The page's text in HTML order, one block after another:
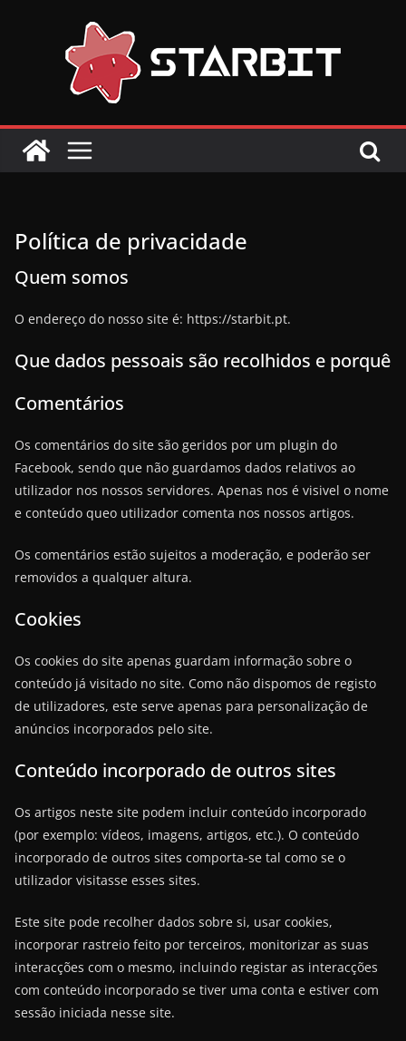
Política de privacidade
Quem somos
O endereço do nosso site é: https://starbit.pt.
Que dados pessoais são recolhidos e porquê
Comentários
Os comentários do site são geridos por um plugin do
Facebook, sendo que não guardamos dados relativos ao
utilizador nos nossos servidores. Apenas nos é visivel o nome
e conteúdo queo utilizador comenta nos nossos artigos.
Os comentários estão sujeitos a moderação, e poderão ser
removidos a qualquer altura.
Cookies
Os cookies do site apenas guardam informação sobre o
conteúdo já visitado no site. Como não dispomos de registo
de utilizadores, este serve apenas para personalização de
anúncios incorporados pelo site.
Conteúdo incorporado de outros sites
Os artigos neste site podem incluir conteúdo incorporado
(por exemplo: vídeos, imagens, artigos, etc.). O conteúdo
incorporado de outros sites comporta-se tal como se o
utilizador visitasse esses sites.
Este site pode recolher dados sobre si, usar cookies,
incorporar rastreio feito por terceiros, monitorizar as suas
interacções com o mesmo, incluindo registar as interacções
com conteúdo incorporado se tiver uma conta e estiver com
sessão iniciada nesse site.